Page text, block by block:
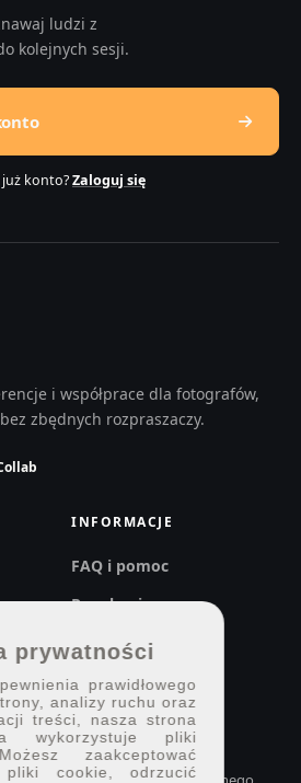
ludzi z
kolejnych sesji.
już konto?Zaloguj się
i współprace dla fotografów,
zbędnych rozpraszaczy.
INFORMACJE
FAQ i pomoc
Regulaminy
Prywatność
prywatności
prawidłowego
analizy ruchu oraz
treści, nasza strona
wykorzystuje pliki
zaakceptować
pliki cookie, odrzucić